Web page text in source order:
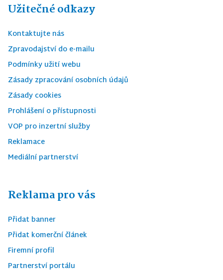
Užitečné odkazy
Kontaktujte nás
Zpravodajství do e-mailu
Podmínky užití webu
Zásady zpracování osobních údajů
Zásady cookies
Prohlášení o přístupnosti
VOP pro inzertní služby
Reklamace
Mediální partnerství
Reklama pro vás
Přidat banner
Přidat komerční článek
Firemní profil
Partnerství portálu